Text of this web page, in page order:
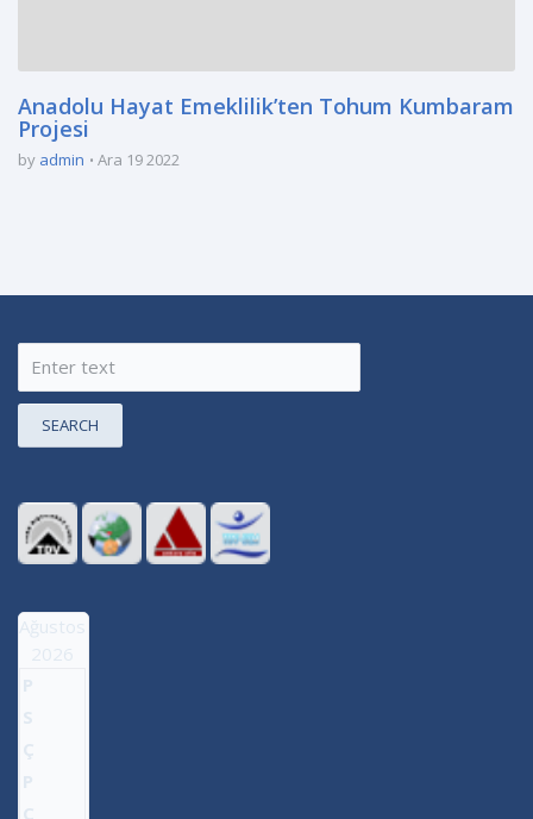
Anadolu Hayat Emeklilik’ten Tohum Kumbaram
Projesi
by admin Ara 19 2022
SEARCH
Ağustos
2026
P
S
Ç
P
C